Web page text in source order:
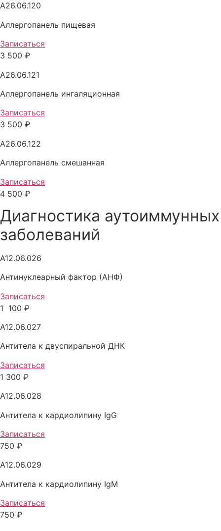
A26.06.120
Аллергопанель пищевая
Записаться
3 500 ₽
A26.06.121
Аллергопанель ингаляционная
Записаться
3 500 ₽
A26.06.122
Аллергопанель смешанная
Записаться
4 500 ₽
Диагностика аутоиммунных
заболеваний
A12.06.026
Антинуклеарный фактор (АНФ)
Записаться
1 100 ₽
A12.06.027
Антитела к двуспиральной ДНК
Записаться
1 300 ₽
A12.06.028
Антитела к кардиолипину IgG
Записаться
750 ₽
A12.06.029
Антитела к кардиолипину IgM
Записаться
750 ₽